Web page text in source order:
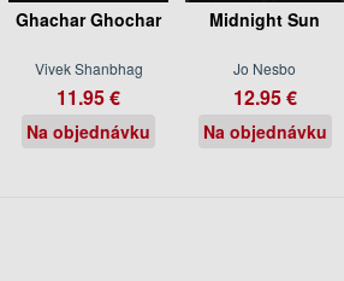
Ghachar Ghochar
Vivek Shanbhag
11.95 €
Na objednávku
Midnight Sun
Jo Nesbo
12.95 €
Na objednávku